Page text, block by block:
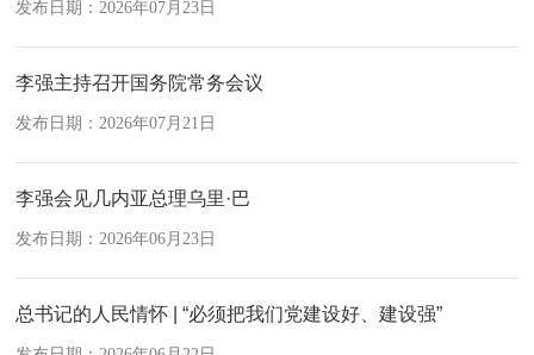
发布日期：2026年07月23日
李强主持召开国务院常务会议
发布日期：2026年07月21日
李强会见几内亚总理乌里·巴
发布日期：2026年06月23日
总书记的人民情怀 | “必须把我们党建设好、建设强”